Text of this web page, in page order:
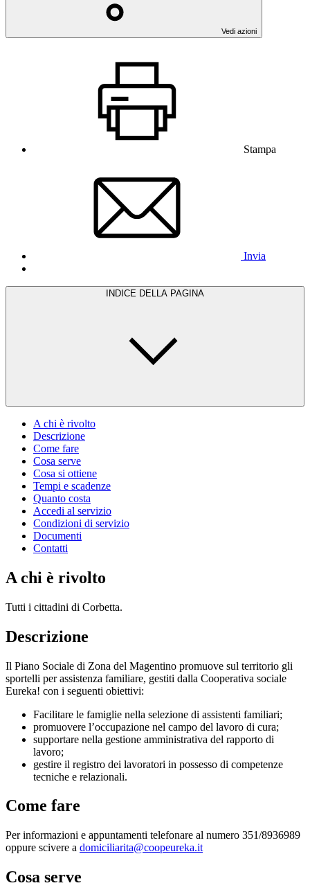
Vedi azioni
Stampa
Invia
INDICE DELLA PAGINA
A chi è rivolto
Descrizione
Come fare
Cosa serve
Cosa si ottiene
Tempi e scadenze
Quanto costa
Accedi al servizio
Condizioni di servizio
Documenti
Contatti
A chi è rivolto
Tutti i cittadini di Corbetta.
Descrizione
Il Piano Sociale di Zona del Magentino promuove sul territorio gli
sportelli per assistenza familiare, gestiti dalla Cooperativa sociale
Eureka! con i seguenti obiettivi:
Facilitare le famiglie nella selezione di assistenti familiari;
promuovere l’occupazione nel campo del lavoro di cura;
supportare nella gestione amministrativa del rapporto di
lavoro;
gestire il registro dei lavoratori in possesso di competenze
tecniche e relazionali.
Come fare
Per informazioni e appuntamenti telefonare al numero 351/8936989
oppure scivere a domiciliarita@coopeureka.it
Cosa serve